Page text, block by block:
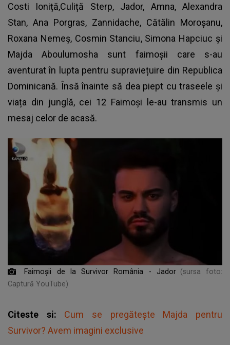
Costi Ioniță,Culiță Sterp, Jador, Amna, Alexandra
Stan, Ana Porgras, Zannidache, Cătălin Moroșanu,
Roxana Nemeș, Cosmin Stanciu, Simona Hapciuc și
Majda Aboulumosha sunt faimoșii care s-au
aventurat în lupta pentru supraviețuire din Republica
Dominicană. Însă înainte să dea piept cu traseele și
viața din junglă, cei 12 Faimoși le-au transmis un
mesaj celor de acasă.
Faimoșii de la Survivor România - Jador (sursa foto:
Captură YouTube)
Citeste si: Cum se pregătește Majda pentru
Survivor? Avem imagini exclusive